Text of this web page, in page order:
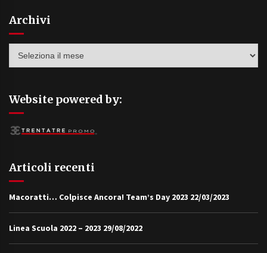
Archivi
Website powered by:
Articoli recenti
Macoratti… Colpisce Ancora! Team’s Day 2023 22/03/2023
Linea Scuola 2022 – 2023 29/08/2022